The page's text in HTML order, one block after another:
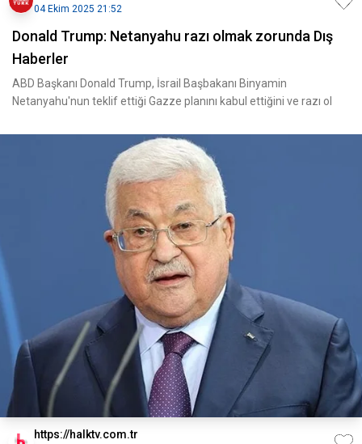
04 Ekim 2025 21:52
Donald Trump: Netanyahu razı olmak zorunda Dış
Haberler
ABD Başkanı Donald Trump, İsrail Başbakanı Binyamin
Netanyahu'nun teklif ettiği Gazze planını kabul ettiğini ve razı ol
https://halktv.com.tr